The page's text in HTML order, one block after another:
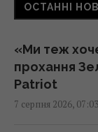
Червневий
05:25 п'ятниця, 07
Удари Росії
FP розкрили
ОСТАННІ
«Ми теж
прохання
Patriot
7 серпня 2026, 07:03